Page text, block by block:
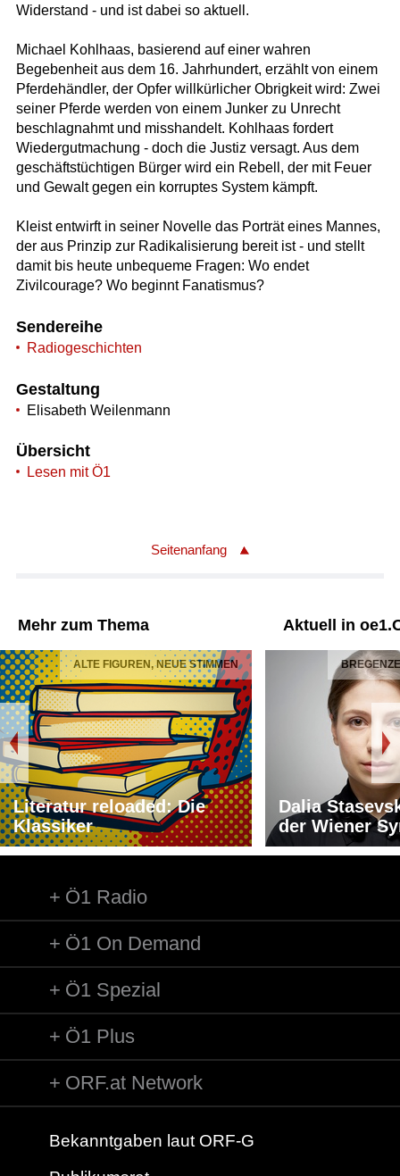
Widerstand - und ist dabei so aktuell.
Michael Kohlhaas, basierend auf einer wahren
Begebenheit aus dem 16. Jahrhundert, erzählt von einem
Pferdehändler, der Opfer willkürlicher Obrigkeit wird: Zwei
seiner Pferde werden von einem Junker zu Unrecht
beschlagnahmt und misshandelt. Kohlhaas fordert
Wiedergutmachung - doch die Justiz versagt. Aus dem
geschäftstüchtigen Bürger wird ein Rebell, der mit Feuer
und Gewalt gegen ein korruptes System kämpft.
Kleist entwirft in seiner Novelle das Porträt eines Mannes,
der aus Prinzip zur Radikalisierung bereit ist - und stellt
damit bis heute unbequeme Fragen: Wo endet
Zivilcourage? Wo beginnt Fanatismus?
Sendereihe
Radiogeschichten
Gestaltung
Elisabeth Weilenmann
Übersicht
Lesen mit Ö1
Seitenanfang
Mehr zum Thema
ALTE FIGUREN, NEUE STIMMEN
Literatur reloaded: Die
Klassiker
Aktuell in
Dalia
der Wiener
Ö1 Radio
Ö1 On Demand
Ö1 Spezial
Ö1 Plus
ORF.at Network
Bekanntgaben laut ORF-G